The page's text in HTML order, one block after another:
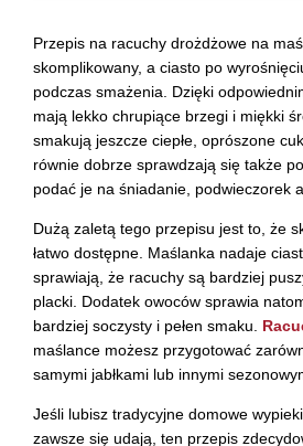
Przepis na racuchy drożdżowe na
skomplikowany, a ciasto po
podczas smażenia. Dzięki
mają lekko chrupiące brzegi i miękki
smakują jeszcze ciepłe, oprószone
równie dobrze sprawdzają się także
podać je na śniadanie, podwieczorek
Dużą zaletą tego przepisu jest to, że
łatwo dostępne. Maślanka nadaje
sprawiają, że racuchy są bardziej
placki. Dodatek owoców sprawia
bardziej soczysty i pełen smaku.
maślance możesz przygotować
samymi jabłkami lub innymi
Jeśli lubisz tradycyjne domowe
zawsze się udają, ten przepis